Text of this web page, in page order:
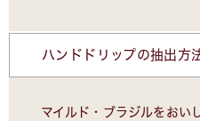
ハンドドリップの抽出方
マイルド・ブラジルをおい